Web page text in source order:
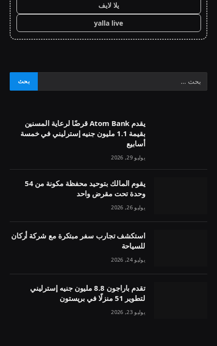
يلا لايف
yalla live
يقدم Atom Bank قرضًا لرعاية المسنين
بقيمة 1.1 مليون جنيه إسترليني في خمسة
أسابيع
يوليو 29, 2026
يقوم المالك بتوحيد محفظة مكونة من 54
وحدة تحت مقرض واحد
يوليو 26, 2026
استكشف تجارب سفر مبتكرة مع شركة أركان
للسياحة
يوليو 24, 2026
تقدم باراجون 8.8 مليون جنيه إسترليني
لتطوير 51 منزلًا في بريستون
يوليو 23, 2026